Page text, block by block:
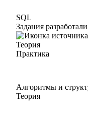
SQL
Задания
Теория
Практика
Алгоритмы и
Теория